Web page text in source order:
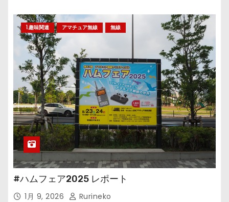
1.趣味関連 アマチュア無線 無線
#ハムフェア2025 レポート
1月 9, 2026 Rurineko